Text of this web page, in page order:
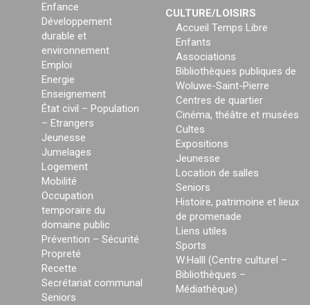
Enfance
Développement
durable et
environnement
Emploi
Energie
Enseignement
État civil – Population
– Etrangers
Jeunesse
Jumelages
Logement
Mobilité
Occupation
temporaire du
domaine public
Prévention – Sécurité
Propreté
Recette
Secrétariat communal
Seniors
CULTURE/LOISIRS
Accueil Temps Libre
Enfants
Associations
Bibliothèques publiques de
Woluwe-Saint-Pierre
Centres de quartier
Cinéma, théâtre et musées
Cultes
Expositions
Jeunesse
Location de salles
Seniors
Histoire, patrimoine et lieux
de promenade
Liens utiles
Sports
W:Halll (Centre culturel –
Bibliothèques –
Médiathèque)